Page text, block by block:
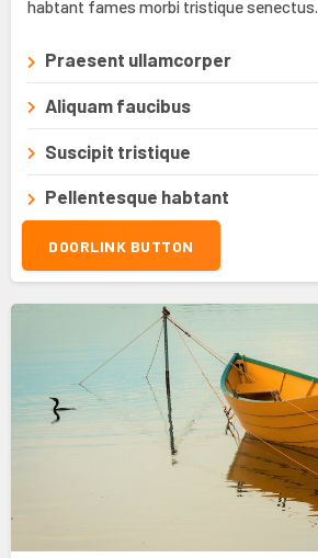
habtant fames morbi tristique senectus.
Praesent ullamcorper
Aliquam faucibus
Suscipit tristique
Pellentesque habtant
DOORLINK BUTTON